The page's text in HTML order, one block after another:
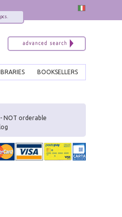
BOOKSELLERS
NOT orderable
x
potrai
desideri.